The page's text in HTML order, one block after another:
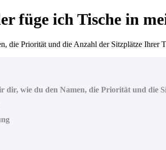
füge ich Tische in
die Priorität und die Anzahl der Sitzplätze Ihrer
dir, wie du den Namen, die Priorität und die